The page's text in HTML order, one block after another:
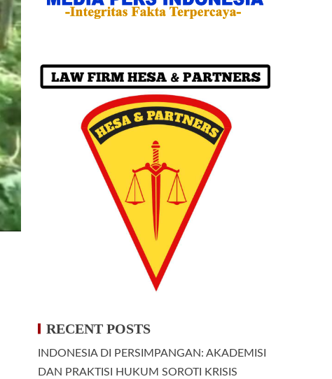
RECENT POSTS
INDONESIA DI PERSIMPANGAN: AKADEMISI
DAN PRAKTISI HUKUM SOROTI KRISIS